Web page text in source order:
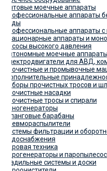
Бытовые моечные аппараты
Профессиональные аппараты
воды
Профессиональные аппараты
Стационарные аппараты и
Насосы высокого давления
Автономные моечные аппараты
Электродвигатели для АВД,
Прочистные и промывочные
Дополнительные
Наборы прочистных тросов и
Прочистные насадки
Прочистные тросы и спирали
Пеногенераторы
Шланговые барабаны
Пневмораспылители
Системы фильтрации и
водоснабжения
Паровая техника
Парогенераторы и
Гладильные системы и доски